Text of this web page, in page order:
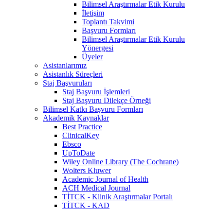
Bilimsel Araştırmalar Etik Kurulu
İletişim
Toplantı Takvimi
Başvuru Formları
Bilimsel Araştırmalar Etik Kurulu
Yönergesi
Üyeler
Asistanlarımız
Asistanlık Süreçleri
Staj Başvuruları
Staj Başvuru İşlemleri
Staj Başvuru Dilekçe Örneği
Bilimsel Katkı Başvuru Formları
Akademik Kaynaklar
Best Practice
ClinicalKey
Ebsco
UpToDate
Wiley Online Library (The Cochrane)
Wolters Kluwer
Academic Journal of Health
ACH Medical Journal
TİTCK - Klinik Araştırmalar Portalı
TİTCK - KAD